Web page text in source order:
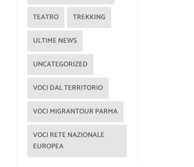
TEATRO TREKKING
ULTIME NEWS
UNCATEGORIZED
VOCI DAL TERRITORIO
VOCI MIGRANTOUR PARMA
VOCI RETE NAZIONALE
EUROPEA